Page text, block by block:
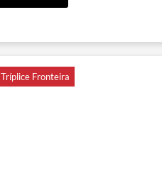
Tríplice Fronteira